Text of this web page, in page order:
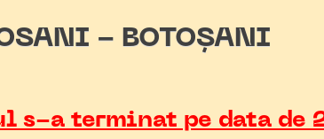
- BOTOȘANI
s-a terminat pe data de